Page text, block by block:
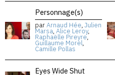
Personnage(s)
parArnaud Hée, Julien
Marsa, Alice Leroy,
Raphaëlle Pireyre,
Guillaume Morel,
Camille Pollas
Eyes Wide Shut